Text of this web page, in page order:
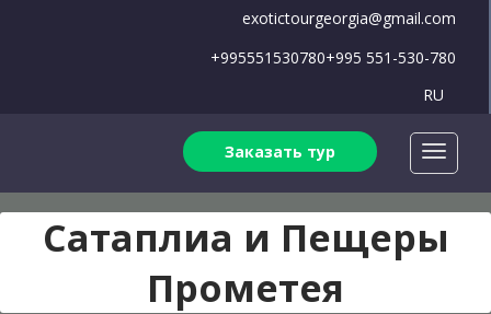
exotictourgeorgia@gmail.com
+995551530780+995 551-530-780
RU
Заказать тур
Сатаплиа и Пещеры
Прометея